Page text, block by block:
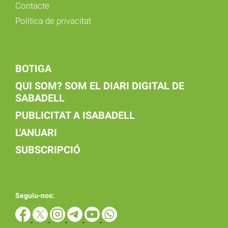
Contacte
Política de privacitat
BOTIGA
QUI SOM? SOM EL DIARI DIGITAL DE
SABADELL
PUBLICITAT A ISABADELL
L'ANUARI
SUBSCRIPCIÓ
Seguiu-nos: